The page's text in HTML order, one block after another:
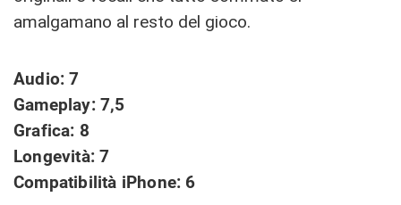
amalgamano al resto del gioco.
Audio: 7
Gameplay: 7,5
Grafica: 8
Longevità: 7
Compatibilità iPhone: 6